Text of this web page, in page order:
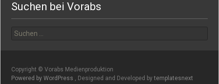
Suchen bei Vorabs
nach:
Copyright © Vorabs Medienproduktion
Powered by WordPress , Designed and Developed bytemplatesnext